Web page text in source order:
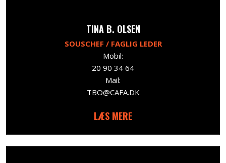
​TINA B. OLSEN
SOUSCHEF / FAGLIG LEDER
Mobil:
20 90 34 64
Mail:
TBO@CAFA.DK
LÆS MERE